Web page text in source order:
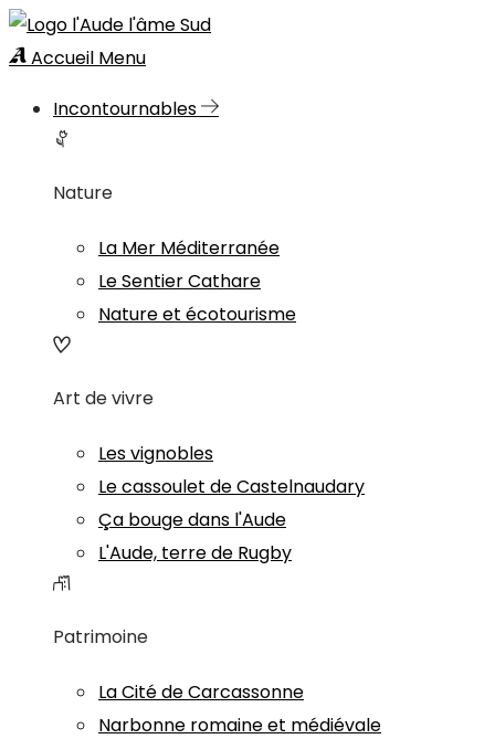
Accueil Menu
Incontournables
Nature
La Mer Méditerranée
Le Sentier Cathare
Nature et écotourisme
Art de vivre
Les vignobles
Le cassoulet de Castelnaudary
Ça bouge dans l'Aude
L'Aude, terre de Rugby
Patrimoine
La Cité de Carcassonne
Narbonne romaine et médiévale